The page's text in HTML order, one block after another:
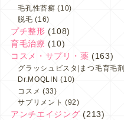
毛孔性苔癬 (10)
脱毛 (16)
プチ整形 (108)
育毛治療 (10)
コスメ・サプリ・薬 (163)
グラッシュビスタ|まつ毛育毛剤
Dr.MOQLIN (10)
コスメ (33)
サプリメント (92)
アンチエイジング (213)